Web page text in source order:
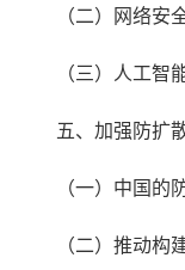
（二）网络安
（三）人工智
五、加强防扩
（一）中国的
（二）推动